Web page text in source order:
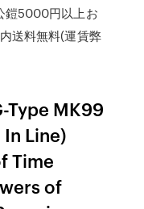
鎧5000円以上お
送料無料(運賃弊
Type MK99
Line)
Time
of